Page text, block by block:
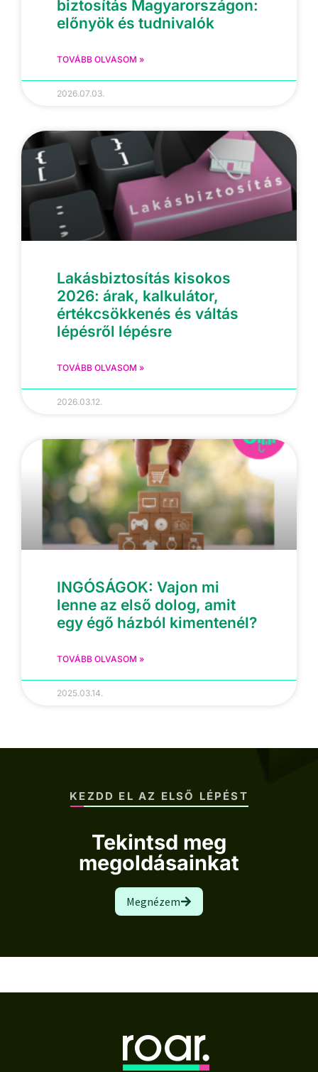
biztosítás Magyarországon:
előnyök és tudnivalók
TOVÁBB OLVASOM »
2026.07.03.
Lakásbiztosítás kisokos
2026: árak, kalkulátor,
értékcsökkenés és váltás
lépésről lépésre
TOVÁBB OLVASOM »
2026.03.12.
INGÓSÁGOK: Vajon mi
lenne az első dolog, amit
egy égő házból kimentenél?
TOVÁBB OLVASOM »
2025.03.14.
KEZDD EL AZ ELSŐ LÉPÉST
Tekintsd meg
megoldásainkat
Megnézem